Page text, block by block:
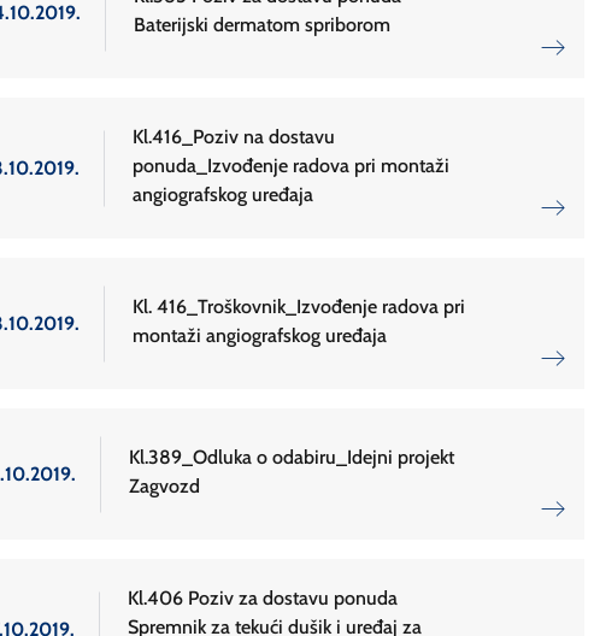
Baterijski dermatom spriborom
Kl.416_Poziv na dostavu
ponuda_Izvođenje radova pri montaži
angiografskog uređaja
Kl. 416_Troškovnik_Izvođenje radova pri
montaži angiografskog uređaja
Kl.389_Odluka o odabiru_Idejni projekt
Zagvozd
Kl.406 Poziv za dostavu ponuda
Spremnik za tekući dušik i uređaj za